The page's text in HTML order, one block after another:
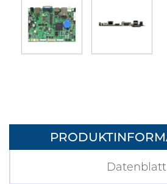
Datenblatt